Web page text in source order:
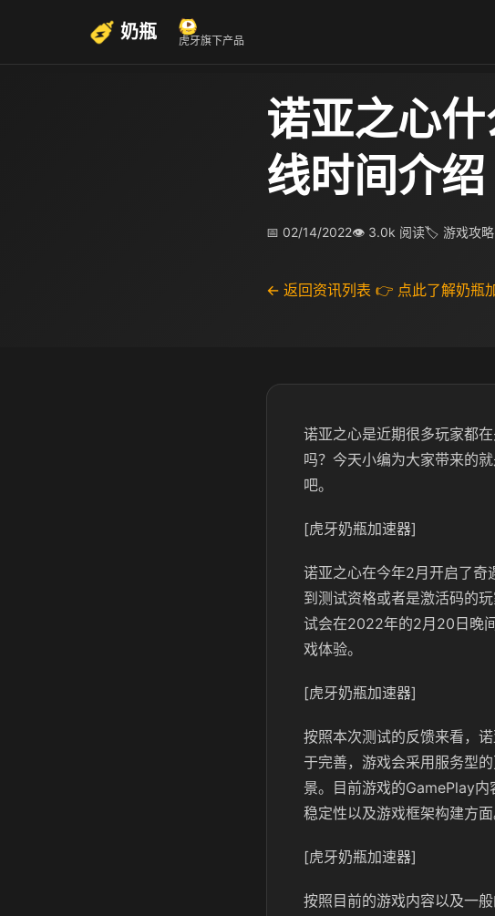
奶瓶 虎牙旗下产品
诺亚之心
线时间介绍
📅 02/14/2022👁 3.0k 阅读🏷 游戏攻略
← 返回资讯列表 👉 点此了解奶瓶
诺亚之心是近期很多玩家都
吗？今天小编为大家带来的
吧。
[虎牙奶瓶加速器]
诺亚之心在今年2月开启了奇
到测试资格或者是激活码的
试会在2022年的2月20日晚
戏体验。
[虎牙奶瓶加速器]
按照本次测试的反馈来看，
于完善，游戏会采用服务型
景。目前游戏的GamePlay
稳定性以及游戏框架构建方面
[虎牙奶瓶加速器]
按照目前的游戏内容以及一